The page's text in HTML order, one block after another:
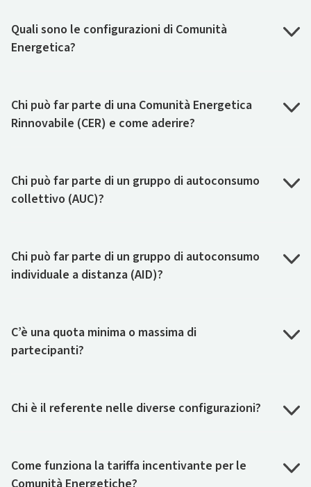
Quali sono le configurazioni di Comunità
Energetica?
Chi può far parte di una Comunità Energetica
Rinnovabile (CER) e come aderire?
Chi può far parte di un gruppo di autoconsumo
collettivo (AUC)?
Chi può far parte di un gruppo di autoconsumo
individuale a distanza (AID)?
C’è una quota minima o massima di
partecipanti?
Chi è il referente nelle diverse configurazioni?
Come funziona la tariffa incentivante per le